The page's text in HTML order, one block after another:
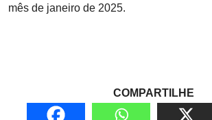
mês de janeiro de 2025.
COMPARTILHE